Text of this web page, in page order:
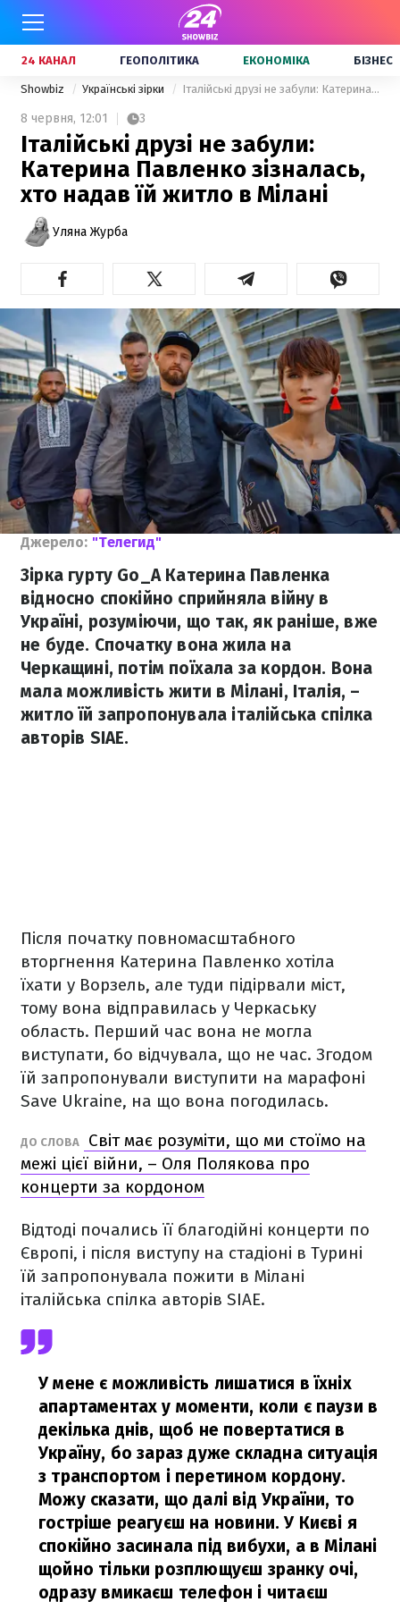
24 КАНАЛ ГЕОПОЛІТИКА ЕКОНОМІКА БІЗНЕС
Showbiz Українські зірки Італійські друзі не забули: Катерина Павленко зізналась, хто надав їй житло в Мілані
8 червня, 12:01 3
Італійські друзі не забули:
Катерина Павленко зізналась,
хто надав їй житло в Мілані
Уляна Журба
Джерело: "Телегид"
Зірка гурту Go_A Катерина Павленка
відносно спокійно сприйняла війну в
Україні, розуміючи, що так, як раніше, вже
не буде. Спочатку вона жила на
Черкащині, потім поїхала за кордон. Вона
мала можливість жити в Мілані, Італія, –
житло їй запропонувала італійська спілка
авторів SIAE.
Після початку повномасштабного
вторгнення Катерина Павленко хотіла
їхати у Ворзель, але туди підірвали міст,
тому вона відправилась у Черкаську
область. Перший час вона не могла
виступати, бо відчувала, що не час. Згодом
їй запропонували виступити на марафоні
Save Ukraine, на що вона погодилась.
ДО СЛОВА
Світ має розуміти, що ми стоїмо на
межі цієї війни, – Оля Полякова про
концерти за кордоном
Відтоді почались її благодійні концерти по
Європі, і після виступу на стадіоні в Турині
їй запропонувала пожити в Мілані
італійська спілка авторів SIAE.
У мене є можливість лишатися в їхніх
апартаментах у моменти, коли є паузи в
декілька днів, щоб не повертатися в
Україну, бо зараз дуже складна ситуація
з транспортом і перетином кордону.
Можу сказати, що далі від України, то
гостріше реагуєш на новини. У Києві я
спокійно засинала під вибухи, а в Мілані
щойно тільки розплющуєш зранку очі,
одразу вмикаєш телефон і читаєш